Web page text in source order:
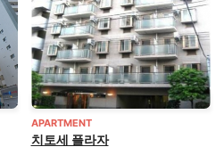
APARTMENT
치토세 플라자